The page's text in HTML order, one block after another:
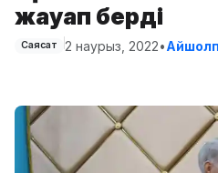
жауап берді
Саясат 2 наурыз, 2022•